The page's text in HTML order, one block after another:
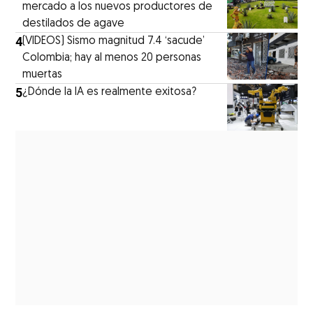
mercado a los nuevos productores de
destilados de agave
4 (VIDEOS) Sismo magnitud 7.4 ‘sacude’
Colombia; hay al menos 20 personas
muertas
5¿Dónde la IA es realmente exitosa?